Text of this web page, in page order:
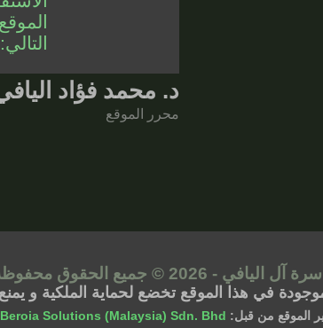
التالي:
د. محمد فؤاد
محرر الموقع
- 2026 © جميع الحقوق محفوظة
في هذا الموقع تخضع لحماية الملكية و
الموقع من قبل: Beroia Solutions (Malaysia) Sdn. Bhd